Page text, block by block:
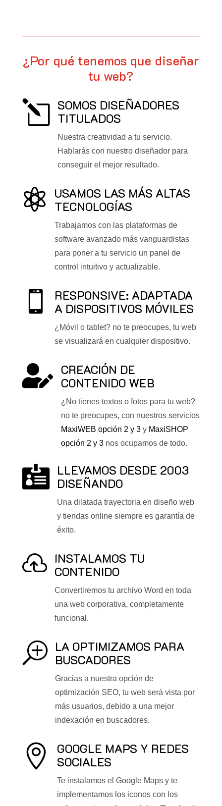
¿Por qué tenemos que diseñar
tu web?
l SOMOS DISEÑADORES
TITULADOS
Nuestra creatividad a tu servicio.
Hablarás con nuestro diseñador para
conseguir el mejor resultado.

USAMOS LAS MÁS ALTAS
TECNOLOGÍAS
Trabajamos con las plataformas de
software avanzado más vanguardistas
para poner a tu servicio un panel de
control intuitivo y actualizable.

RESPONSIVE: ADAPTADA
A DISPOSITIVOS MÓVILES
¿Móvil o tablet? no te preocupes, tu web
se visualizará en cualquier dispositivo.
 CREACIÓN DE
CONTENIDO WEB
¿No tienes textos o fotos para tu web?
no te preocupes, con nuestros servicios
MaxiWEB opción 2 y 3y MaxiSHOP
opción 2 y 3nos ocupamos de todo.
 LLEVAMOS DESDE 2003
DISEÑANDO
Una dilatada trayectoria en diseño web
y tiendas online siempre es garantía de
éxito.
 INSTALAMOS TU
CONTENIDO
Convertiremos tu archivo Word en toda
una web corporativa, completamente
funcional.
T LA OPTIMIZAMOS PARA
BUSCADORES
Gracias a nuestra opción de
optimización SEO, tu web será vista por
más usuarios, debido a una mejor
indexación en buscadores.

GOOGLE MAPS Y REDES
SOCIALES
Te instalamos el Google Maps y te
implementamos los iconos con los